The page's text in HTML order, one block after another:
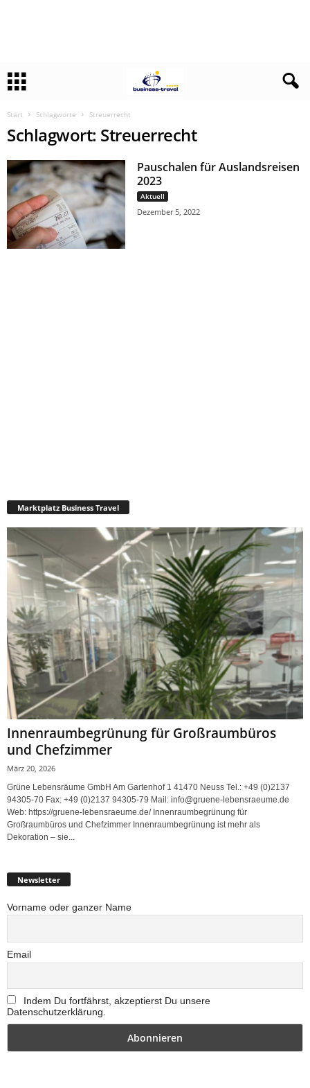
Start Schlagworte Streuerrecht
Schlagwort: Streuerrecht
Pauschalen für Auslandsreisen
2023
Aktuell
Dezember 5, 2022
Marktplatz Business Travel
Innenraumbegrünung für Großraumbüros
und Chefzimmer
März 20, 2026
Grüne Lebensräume GmbH Am Gartenhof 1 41470 Neuss Tel.: +49 (0)2137
94305-70 Fax: +49 (0)2137 94305-79 Mail: info@gruene-lebensraeume.de
Web: https://gruene-lebensraeume.de/ Innenraumbegrünung für
Großraumbüros und Chefzimmer Innenraumbegrünung ist mehr als
Dekoration – sie...
Newsletter
Vorname oder ganzer Name
Email
Indem Du fortfährst, akzeptierst Du unsere
Datenschutzerklärung.